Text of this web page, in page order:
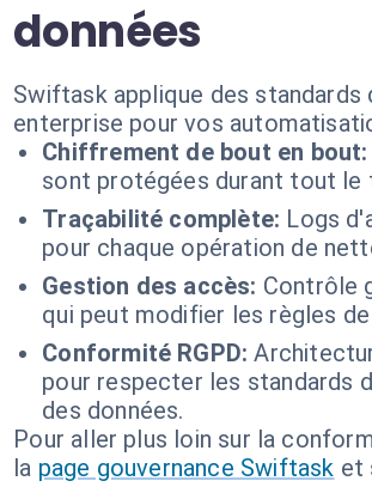
données
Swiftask applique des standards
enterprise pour vos
Chiffrement de bout en bout:
sont protégées durant tout le
Traçabilité complète: Logs
pour chaque opération de
Gestion des accès: Contrôle
qui peut modifier les règles
Conformité RGPD:
pour respecter les standards
des données.
Pour aller plus loin sur la
la page gouvernance Swiftask et